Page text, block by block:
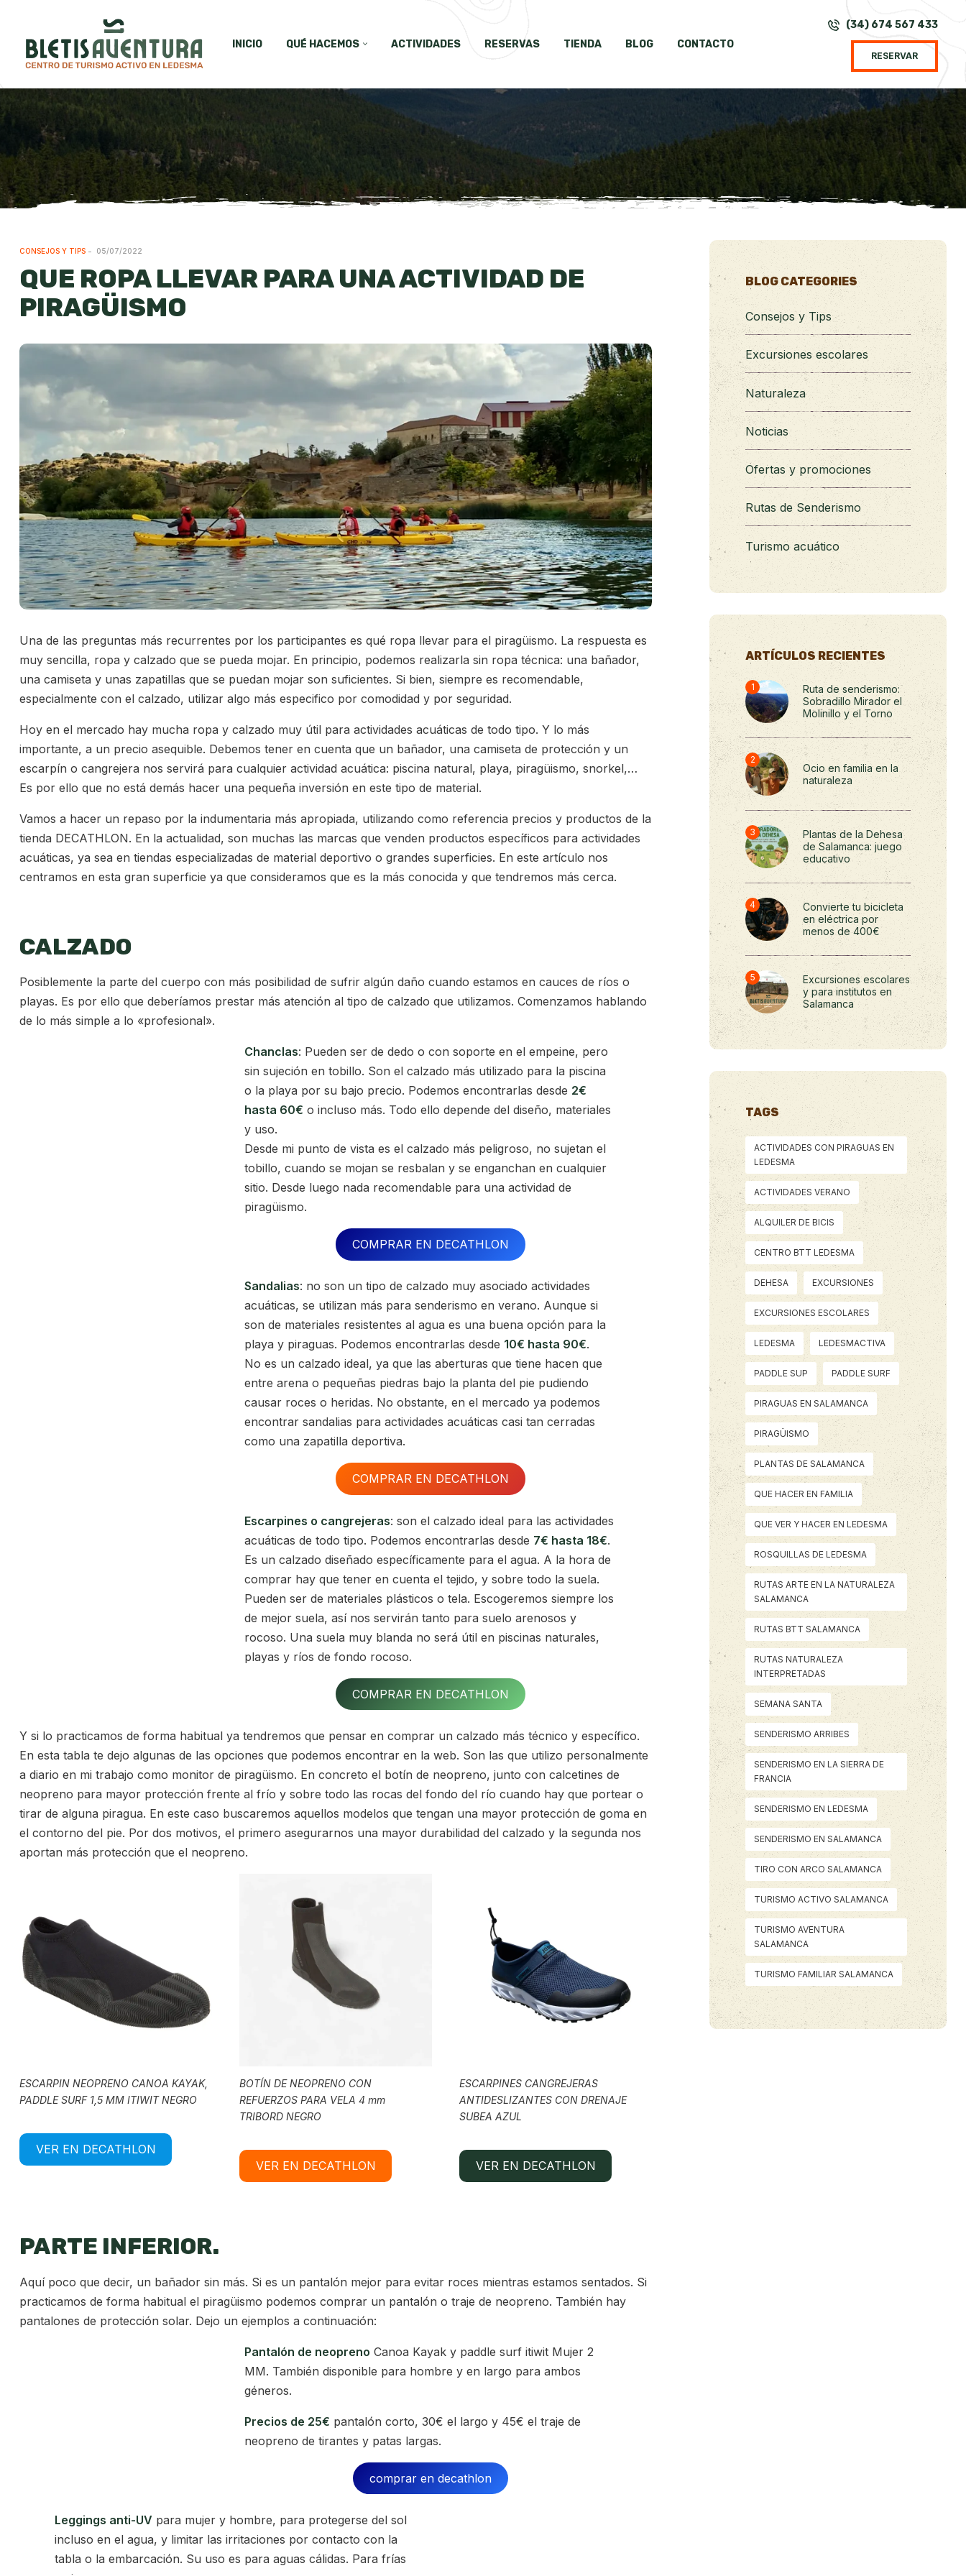
INICIO QUÉ HACEMOS ACTIVIDADES RESERVAS TIENDA BLOG CONTACTO
(34) 674 567 433
RESERVAR
CONSEJOS Y TIPS 05/07/2022
QUE ROPA LLEVAR PARA UNA ACTIVIDAD DE
PIRAGÜISMO
Una de las preguntas más recurrentes por los participantes es qué ropa llevar para el piragüismo. La respuesta es
muy sencilla, ropa y calzado que se pueda mojar. En principio, podemos realizarla sin ropa técnica: una bañador,
una camiseta y unas zapatillas que se puedan mojar son suficientes. Si bien, siempre es recomendable,
especialmente con el calzado, utilizar algo más especifico por comodidad y por seguridad.
Hoy en el mercado hay mucha ropa y calzado muy útil para actividades acuáticas de todo tipo. Y lo más
importante, a un precio asequible. Debemos tener en cuenta que un bañador, una camiseta de protección y un
escarpín o cangrejera nos servirá para cualquier actividad acuática: piscina natural, playa, piragüismo, snorkel,…
Es por ello que no está demás hacer una pequeña inversión en este tipo de material.
Vamos a hacer un repaso por la indumentaria más apropiada, utilizando como referencia precios y productos de la
tienda DECATHLON. En la actualidad, son muchas las marcas que venden productos específicos para actividades
acuáticas, ya sea en tiendas especializadas de material deportivo o grandes superficies. En este artículo nos
centramos en esta gran superficie ya que consideramos que es la más conocida y que tendremos más cerca.
CALZADO
Posiblemente la parte del cuerpo con más posibilidad de sufrir algún daño cuando estamos en cauces de ríos o
playas. Es por ello que deberíamos prestar más atención al tipo de calzado que utilizamos. Comenzamos hablando
de lo más simple a lo «profesional».
Chanclas: Pueden ser de dedo o con soporte en el empeine, pero
sin sujeción en tobillo. Son el calzado más utilizado para la piscina
o la playa por su bajo precio. Podemos encontrarlas desde 2€
hasta 60€ o incluso más. Todo ello depende del diseño, materiales
y uso.
Desde mi punto de vista es el calzado más peligroso, no sujetan el
tobillo, cuando se mojan se resbalan y se enganchan en cualquier
sitio. Desde luego nada recomendable para una actividad de
piragüismo.
COMPRAR EN DECATHLON
Sandalias: no son un tipo de calzado muy asociado actividades
acuáticas, se utilizan más para senderismo en verano. Aunque si
son de materiales resistentes al agua es una buena opción para la
playa y piraguas. Podemos encontrarlas desde 10€ hasta 90€.
No es un calzado ideal, ya que las aberturas que tiene hacen que
entre arena o pequeñas piedras bajo la planta del pie pudiendo
causar roces o heridas. No obstante, en el mercado ya podemos
encontrar sandalias para actividades acuáticas casi tan cerradas
como una zapatilla deportiva.
COMPRAR EN DECATHLON
Escarpines o cangrejeras: son el calzado ideal para las actividades
acuáticas de todo tipo. Podemos encontrarlas desde 7€ hasta 18€.
Es un calzado diseñado específicamente para el agua. A la hora de
comprar hay que tener en cuenta el tejido, y sobre todo la suela.
Pueden ser de materiales plásticos o tela. Escogeremos siempre los
de mejor suela, así nos servirán tanto para suelo arenosos y
rocoso. Una suela muy blanda no será útil en piscinas naturales,
playas y ríos de fondo rocoso.
COMPRAR EN DECATHLON
Y si lo practicamos de forma habitual ya tendremos que pensar en comprar un calzado más técnico y específico.
En esta tabla te dejo algunas de las opciones que podemos encontrar en la web. Son las que utilizo personalmente
a diario en mi trabajo como monitor de piragüismo. En concreto el botín de neopreno, junto con calcetines de
neopreno para mayor protección frente al frío y sobre todo las rocas del fondo del río cuando hay que portear o
tirar de alguna piragua. En este caso buscaremos aquellos modelos que tengan una mayor protección de goma en
el contorno del pie. Por dos motivos, el primero asegurarnos una mayor durabilidad del calzado y la segunda nos
aportan más protección que el neopreno.
ESCARPIN NEOPRENO CANOA KAYAK,
PADDLE SURF 1,5 MM ITIWIT NEGRO
VER EN DECATHLON
BOTÍN DE NEOPRENO CON
REFUERZOS PARA VELA 4 mm
TRIBORD NEGRO
VER EN DECATHLON
ESCARPINES CANGREJERAS
ANTIDESLIZANTES CON DRENAJE
SUBEA AZUL
VER EN DECATHLON
PARTE INFERIOR.
Aquí poco que decir, un bañador sin más. Si es un pantalón mejor para evitar roces mientras estamos sentados. Si
practicamos de forma habitual el piragüismo podemos comprar un pantalón o traje de neopreno. También hay
pantalones de protección solar. Dejo un ejemplos a continuación:
Pantalón de neopreno Canoa Kayak y paddle surf itiwit Mujer 2
MM. También disponible para hombre y en largo para ambos
géneros.
Precios de 25€ pantalón corto, 30€ el largo y 45€ el traje de
neopreno de tirantes y patas largas.
comprar en decathlon
Leggings anti-UV para mujer y hombre, para protegerse del sol
incluso en el agua, y limitar las irritaciones por contacto con la
tabla o la embarcación. Su uso es para aguas cálidas. Para frías
BLOG CATEGORIES
Consejos y Tips
Excursiones escolares
Naturaleza
Noticias
Ofertas y promociones
Rutas de Senderismo
Turismo acuático
ARTÍCULOS RECIENTES
Ruta de senderismo:
Sobradillo Mirador el
Molinillo y el Torno
Ocio en familia en la
naturaleza
Plantas de la Dehesa
de Salamanca: juego
educativo
Convierte tu bicicleta
en eléctrica por
menos de 400€
Excursiones escolares
y para institutos en
Salamanca
TAGS
ACTIVIDADES CON PIRAGUAS EN
LEDESMA
ACTIVIDADES VERANO
ALQUILER DE BICIS
CENTRO BTT LEDESMA
DEHESA EXCURSIONES
EXCURSIONES ESCOLARES
LEDESMA LEDESMACTIVA
PADDLE SUP PADDLE SURF
PIRAGUAS EN SALAMANCA
PIRAGÜISMO
PLANTAS DE SALAMANCA
QUE HACER EN FAMILIA
QUE VER Y HACER EN LEDESMA
ROSQUILLAS DE LEDESMA
RUTAS ARTE EN LA NATURALEZA
SALAMANCA
RUTAS BTT SALAMANCA
RUTAS NATURALEZA
INTERPRETADAS
SEMANA SANTA
SENDERISMO ARRIBES
SENDERISMO EN LA SIERRA DE
FRANCIA
SENDERISMO EN LEDESMA
SENDERISMO EN SALAMANCA
TIRO CON ARCO SALAMANCA
TURISMO ACTIVO SALAMANCA
TURISMO AVENTURA
SALAMANCA
TURISMO FAMILIAR SALAMANCA